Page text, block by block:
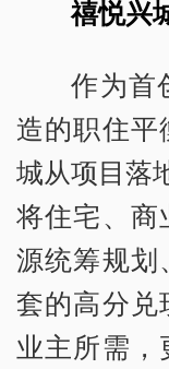
禧悦兴
作为首
造的职住平
城从项目落
将住宅、商
源统筹规划
套的高分
业主所需，